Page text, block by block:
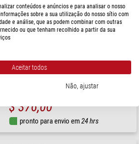
$ 570,00
pronto para envio em1-2 semanas
$ 376,00
pronto para envio em24 hrs
conteúdos e anúncios e para analisar o nosso
sobre a sua utilização do nosso sítio com
e análise, que as podem combinar com outras
ou que tenham recolhido a partir da sua
Aceitar todos
Não, ajustar